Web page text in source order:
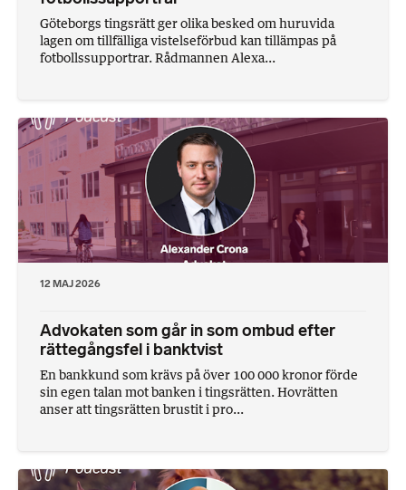
Göteborgs tingsrätt ger olika besked om huruvida
lagen om tillfälliga vistelseförbud kan tillämpas på
fotbollssupportrar. Rådmannen Alexa...
12 MAJ 2026
Advokaten som går in som ombud efter
rättegångsfel i banktvist
En bankkund som krävs på över 100 000 kronor förde
sin egen talan mot banken i tingsrätten. Hovrätten
anser att tingsrätten brustit i pro...